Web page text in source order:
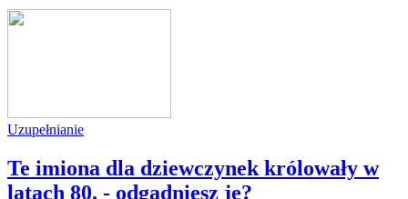
Uzupełnianie
Te imiona dla dziewczynek królowały w
latach 80. - odgadniesz je?